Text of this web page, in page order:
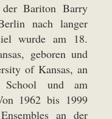
Bariton Barry
nach langer
wurde am 18.
geboren und
of Kansas, an
und am
1962 bis 1999
an der